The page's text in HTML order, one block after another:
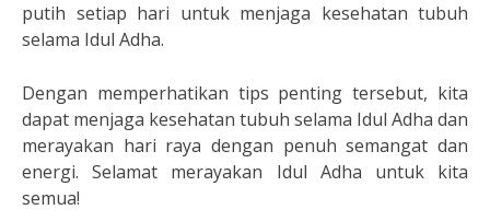
putih setiap hari untuk menjaga kesehatan tubuh
selama Idul Adha.
Dengan memperhatikan tips penting tersebut, kita
dapat menjaga kesehatan tubuh selama Idul Adha dan
merayakan hari raya dengan penuh semangat dan
energi. Selamat merayakan Idul Adha untuk kita
semua!